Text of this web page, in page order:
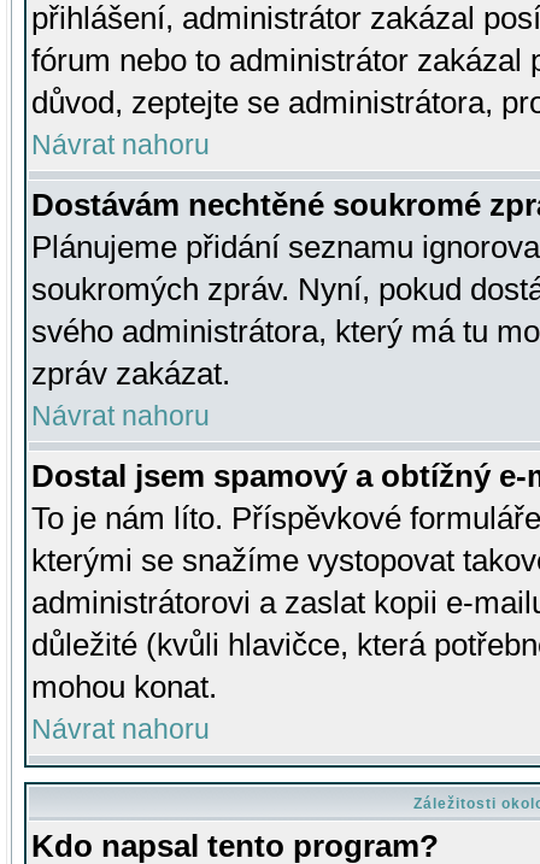
přihlášení, administrátor zakázal
fórum nebo to administrátor zakázal
důvod, zeptejte se administrátora,
Návrat nahoru
Dostávám nechtěné soukromé
Plánujeme přidání seznamu
soukromých zpráv. Nyní, pokud
svého administrátora, který má tu
zpráv zakázat.
Návrat nahoru
Dostal jsem spamový a obtížný
To je nám líto. Příspěvkové
kterými se snažíme vystopovat
administrátorovi a zaslat kopii e-
důležité (kvůli hlavičce, která
mohou konat.
Návrat nahoru
Záležitosti
Kdo napsal tento program?